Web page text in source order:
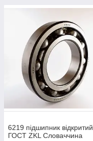
6219 підшипник відкритий
ГОСТ ZKL Словаччина